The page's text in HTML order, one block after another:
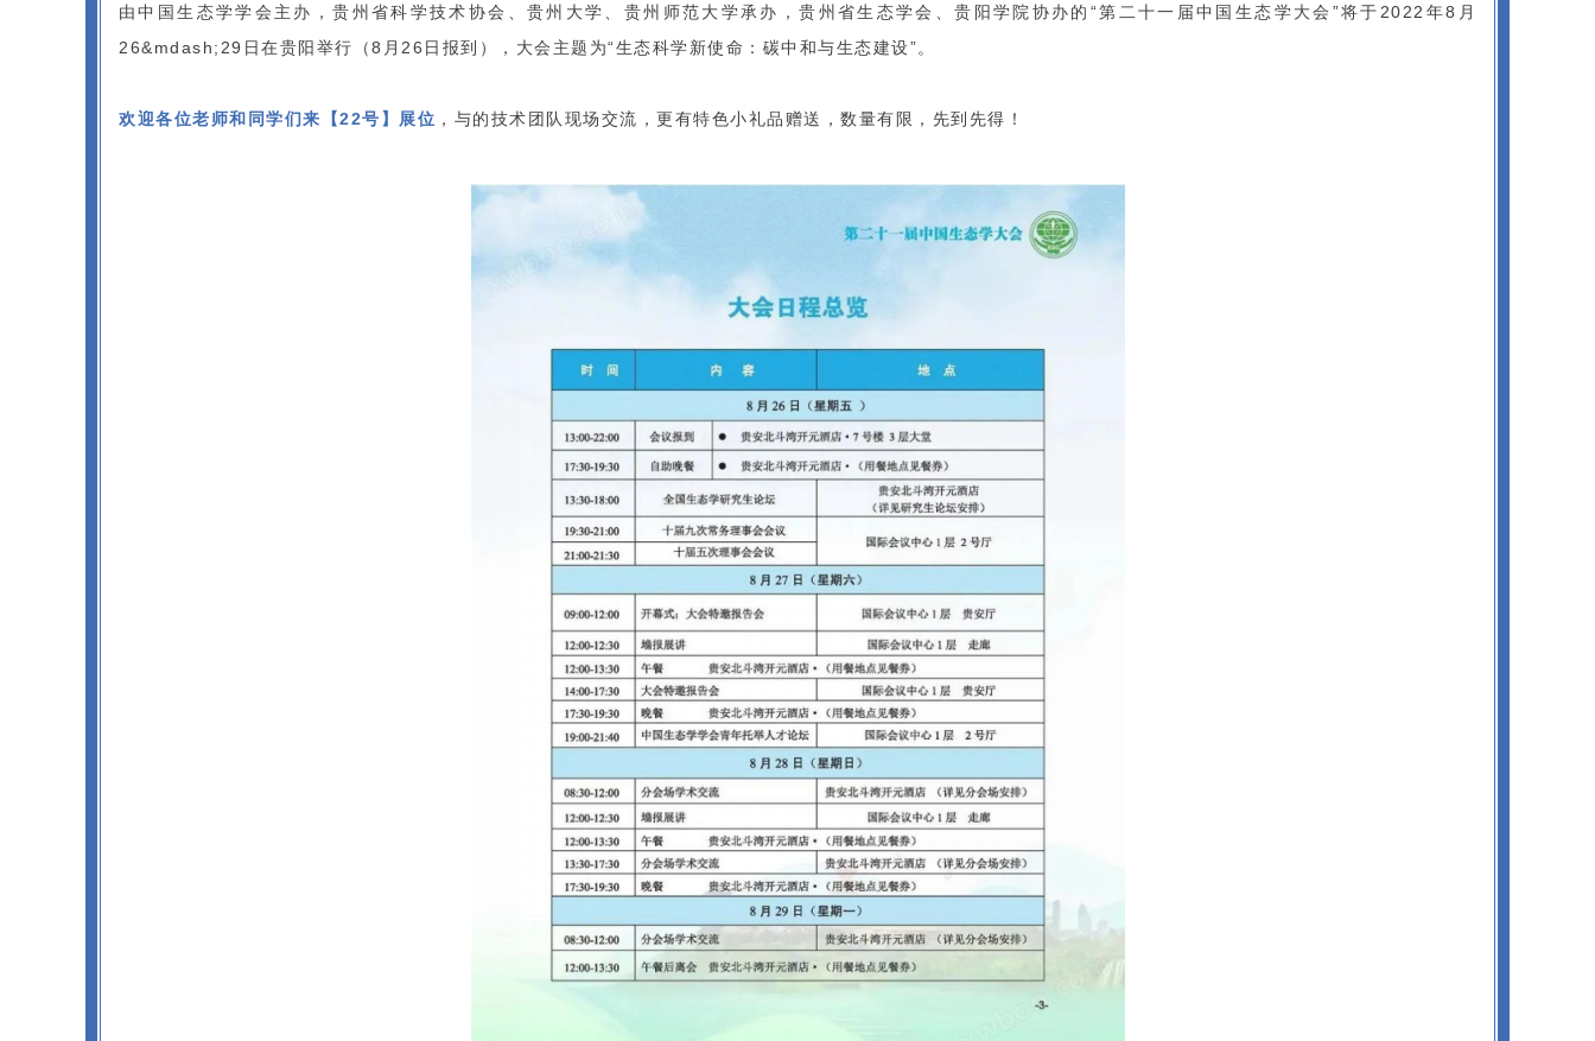
由中国生态学学会主办，贵州省科学技术协会、贵州大学、贵州师范大学承办，贵州省生态学会、贵阳学院协办的“第二十一届中国生态学大会”将于2022年8月
26&mdash;29日在贵阳举行（8月26日报到），大会主题为“生态科学新使命：碳中和与生态建设”。
欢迎各位老师和同学们来【22号】展位 ，与的技术团队现场交流，更有特色小礼品赠送，数量有限，先到先得！